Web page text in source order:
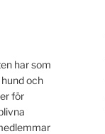
har som
och
för